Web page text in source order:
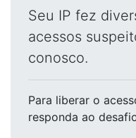
Seu IP fez
acessos
conosco.
Para liberar o
responda ao